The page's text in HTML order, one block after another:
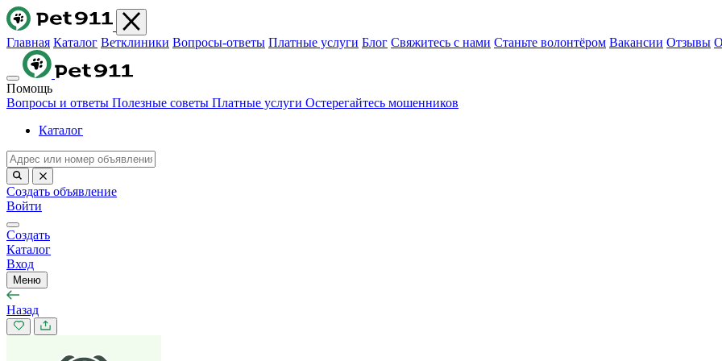
Главная Каталог Ветклиники Вопросы-ответы Платные услуги Блог Свяжитесь с нами Станьте волонтёром Вакансии Отзывы
Помощь
Вопросы и ответы Полезные советы Платные услуги Остерегайтесь мошенников
Каталог
Создать объявление
Войти
Создать
Каталог
Вход
Меню
Назад